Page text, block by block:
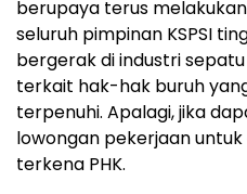
berupaya terus
seluruh pimpinan KSPSI
bergerak di industri
terkait hak-hak buruh
terpenuhi. Apalagi, jika
lowongan pekerjaan untuk
terkena PHK.